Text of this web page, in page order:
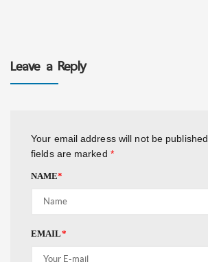
Leave a Reply
Your email address will not be published.
fields are marked *
NAME*
EMAIL*